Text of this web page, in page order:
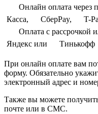
Онлайн оплата через
Касса,
СберPay, T-
Оплата с рассрочкой
Яндекс или
Тинькофф
При онлайн оплате вам
форму. Обязательно
электронный адрес и
Также вы можете
почте или в СМС.